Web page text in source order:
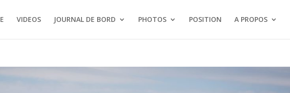
VIDEOS JOURNAL DE BORD PHOTOS POSITION A PROPOS